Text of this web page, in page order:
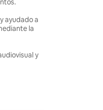
ayudado a
la
y